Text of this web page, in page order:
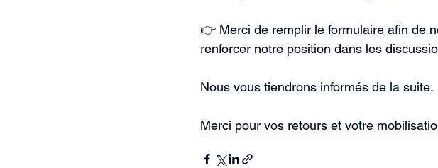
👉 Merci de remplir le formulaire afin de
renforcer notre position dans les
Nous vous tiendrons informés de la suite.
Merci pour vos retours et votre